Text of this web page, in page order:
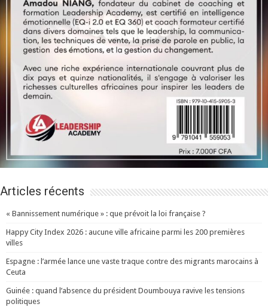
Articles récents
« Bannissement numérique » : que prévoit la loi française ?
Happy City Index 2026 : aucune ville africaine parmi les 200 premières
villes
Espagne : l’armée lance une vaste traque contre des migrants marocains à
Ceuta
Guinée : quand l’absence du président Doumbouya ravive les tensions
politiques